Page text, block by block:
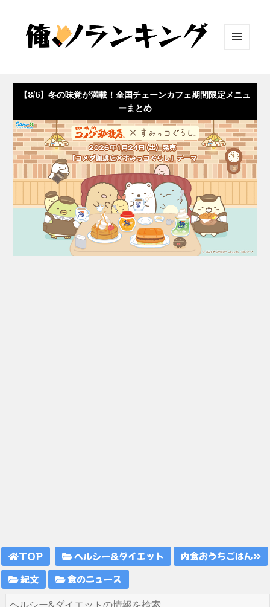
ット
【8/6】冬の味覚が満載！全国チェーンカフェ期間限定メニュ
ーまとめ
TOP ヘルシー&ダイエット
内食おうちごはん
紀文
食のニュース